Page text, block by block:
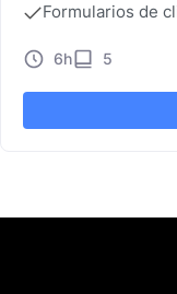
Formularios de
6h 5